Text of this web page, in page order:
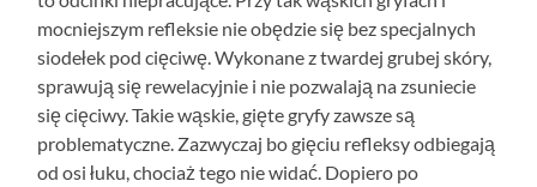
mocniejszym refleksie nie obędzie się bez specjalnych
siodełek pod cięciwę. Wykonane z twardej grubej skóry,
sprawują się rewelacyjnie i nie pozwalają na zsuniecie
się cięciwy. Takie wąskie, gięte gryfy zawsze są
problematyczne. Zazwyczaj bo gięciu refleksy odbiegają
od osi łuku, chociaż tego nie widać. Dopiero po